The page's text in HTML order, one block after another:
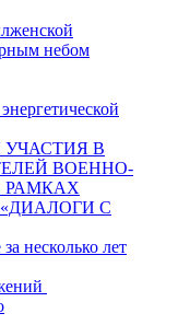
небом
УЧАСТИЯ В
ВОЕННО-
РАМКАХ
С
несколько лет